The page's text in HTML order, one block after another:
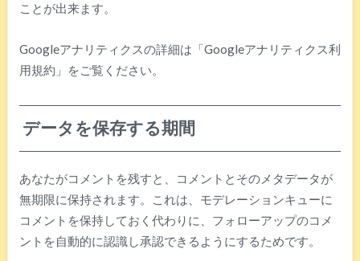
ことが出来ます。
Googleアナリティクスの詳細は「Googleアナリティクス利
用規約」をご覧ください。
データを保存する期間
あなたがコメントを残すと、コメントとそのメタデータが
無期限に保持されます。これは、モデレーションキューに
コメントを保持しておく代わりに、フォローアップのコメ
ントを自動的に認識し承認できるようにするためです。